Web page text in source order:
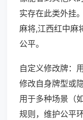
实存在此类外挂
麻将,江西红中麻
公平。
自定义修改牌：
修改自身牌型或
用于多种场景（
规则，维护公平环